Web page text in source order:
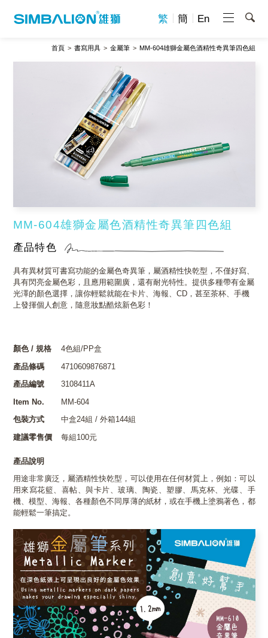
繁 簡 En
首頁 書寫用具 金屬筆 MM-604雄獅金屬色酒精性奇異筆四色組
MM-604雄獅金屬色酒精性奇異筆四色組
產品特色
具有異材質可書寫功能的金屬色奇異筆，屬酒精性快乾型，不僅好寫、
具有閃亮金屬色彩，且應用範圍廣，還有耐光特性。提供多種帶有金屬
光澤的顏色選擇，讓你輕鬆就能在卡片、海報、CD，甚至茶杯、手機
上發揮個人創意，隨意妝點酷炫新色彩！
顏色 / 規格
4色組/PP盒
產品條碼
4710609876871
產品編號
3108411A
Item No.
MM-604
包裝方式
中盒24組 / 外箱144組
建議零售價
每組100元
產品說明
用途非常廣泛，屬酒精性快乾型，可以使用在任何材質上，例如：可以
用來寫花籃、喜帖、與卡片、玻璃、陶瓷、塑膠、馬克杯、光碟、手
機、模型、海報、各種顏色不同厚薄的紙材，或在手機上塗鴉著色，都
能輕鬆一筆搞定。